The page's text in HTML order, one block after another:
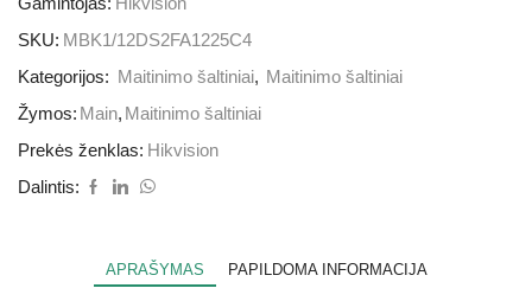
SKU: MBK1/12DS2FA1225C4
Kategorijos:
Maitinimo šaltiniai, Maitinimo šaltiniai
Žymos: Main, Maitinimo šaltiniai
Prekės ženklas: Hikvision
Dalintis:
APRAŠYMAS PAPILDOMA INFORMACIJA